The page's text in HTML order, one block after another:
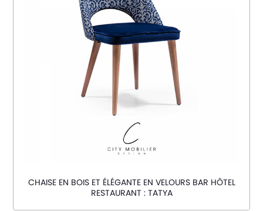
CHAISE EN BOIS ET ÉLÉGANTE EN VELOURS BAR HÔTEL
RESTAURANT : TATYA